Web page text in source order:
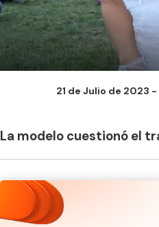
21 de Julio de 2023 -
La modelo cuestionó el